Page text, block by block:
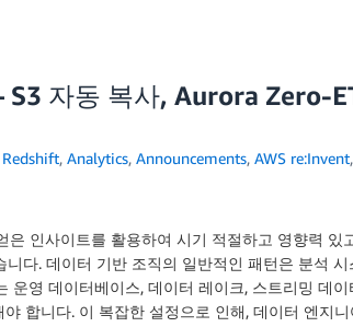
자동 복사, Aurora Zero-
, Analytics, Announcements, AWS re:Invent,
인사이트를 활용하여 시기 적절하고 영향력 있
다. 데이터 기반 조직의 일반적인 패턴은 분석
운영 데이터베이스, 데이터 레이크, 스트리밍 데
합니다. 이 복잡한 설정으로 인해, 데이터 엔지